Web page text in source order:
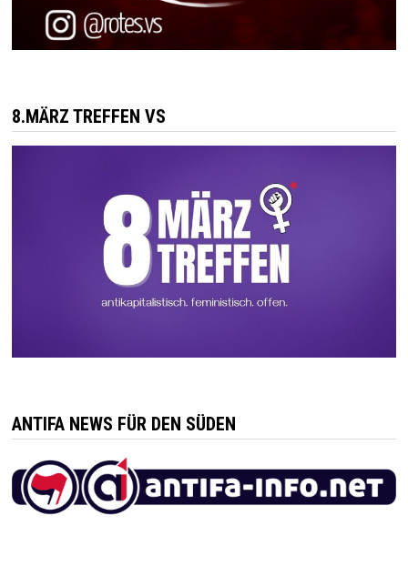
8.MÄRZ TREFFEN VS
ANTIFA NEWS FÜR DEN SÜDEN